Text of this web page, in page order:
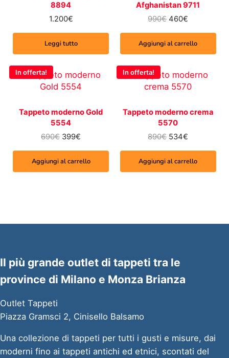
8894
1.200€
Leggi tutto
Afghanistan 9711
990€ Il prezzo
460€
Aggiungi al carrello
In offerta!
Tappeto moderno Gold
5554
690€ Il prezzo originale era: 690€.
399€ Il prezzo attuale è: 399€.
Aggiungi al carrello
In offerta!
Tappeto moderno crema
5570
890€ Il prezzo
534€
Aggiungi al carrello
Il più grande outlet di tappeti tra le
province di Milano e Monza Brianza
Outlet Tappeti
Piazza Gramsci 2, Cinisello Balsamo
Una collezione di tappeti per tutti i gusti e misure, dai
moderni fino ai tappeti antichi ed etnici, scontati del